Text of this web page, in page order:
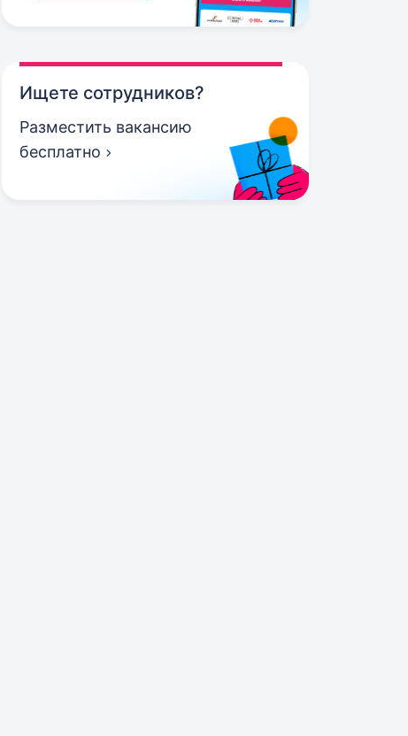
Ищете сотрудников?
Разместить вакансию
бесплатно